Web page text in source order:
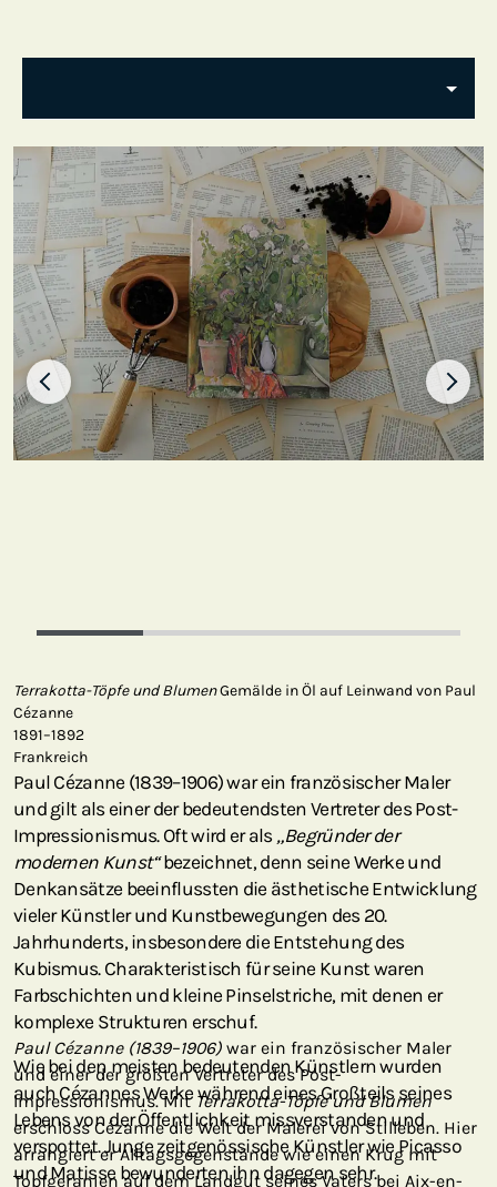
Terrakotta-Töpfe und BlumenGemälde in Öl auf Leinwand von Paul
Cézanne
1891–1892
Frankreich
Paul Cézanne (1839–1906) war ein französischer Maler
und gilt als einer der bedeutendsten Vertreter des Post-
Impressionismus. Oft wird er als „Begründer der
modernen Kunst“bezeichnet, denn seine Werke und
Denkansätze beeinflussten die ästhetische Entwicklung
vieler Künstler und Kunstbewegungen des 20.
Jahrhunderts, insbesondere die Entstehung des
Kubismus. Charakteristisch für seine Kunst waren
Farbschichten und kleine Pinselstriche, mit denen er
komplexe Strukturen erschuf.
Wie bei den meisten bedeutenden Künstlern wurden
auch Cézannes Werke während eines Großteils seines
Lebens von der Öffentlichkeit missverstanden und
verspottet. Junge zeitgenössische Künstler wie Picasso
und Matisse bewunderten ihn dagegen sehr.
Paul Cézanne (1839–1906) war ein französischer Maler
und einer der größten Vertreter des Post-
Impressionismus. Mit Terrakotta-Töpfe und Blumen
erschloss Cézanne die Welt der Malerei von Stilleben. Hier
arrangiert er Alltagsgegenstände wie einen Krug mit
Topfgeranien auf dem Landgut seines Vaters bei Aix-en-